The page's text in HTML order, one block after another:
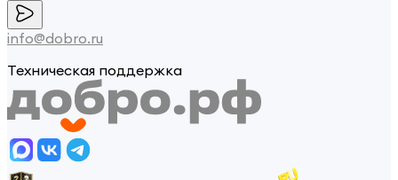
info@dobro.ru
Техническая поддержка